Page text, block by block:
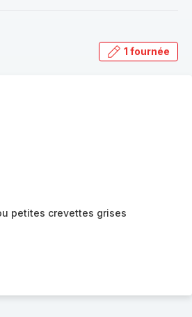
1 fournée
petites crevettes grises